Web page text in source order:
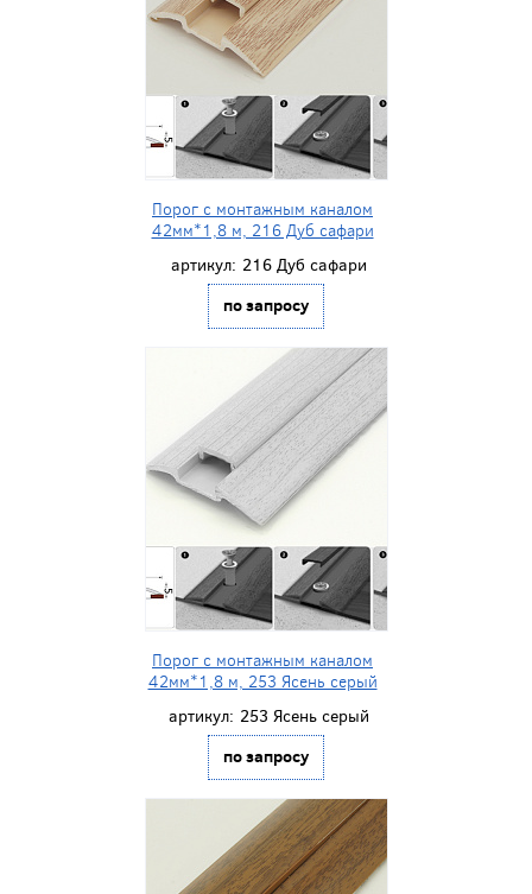
Порог с монтажным каналом
42мм*1,8 м, 216 Дуб сафари
артикул: 216 Дуб сафари
по запросу
Порог с монтажным каналом
42мм*1,8 м, 253 Ясень серый
артикул: 253 Ясень серый
по запросу